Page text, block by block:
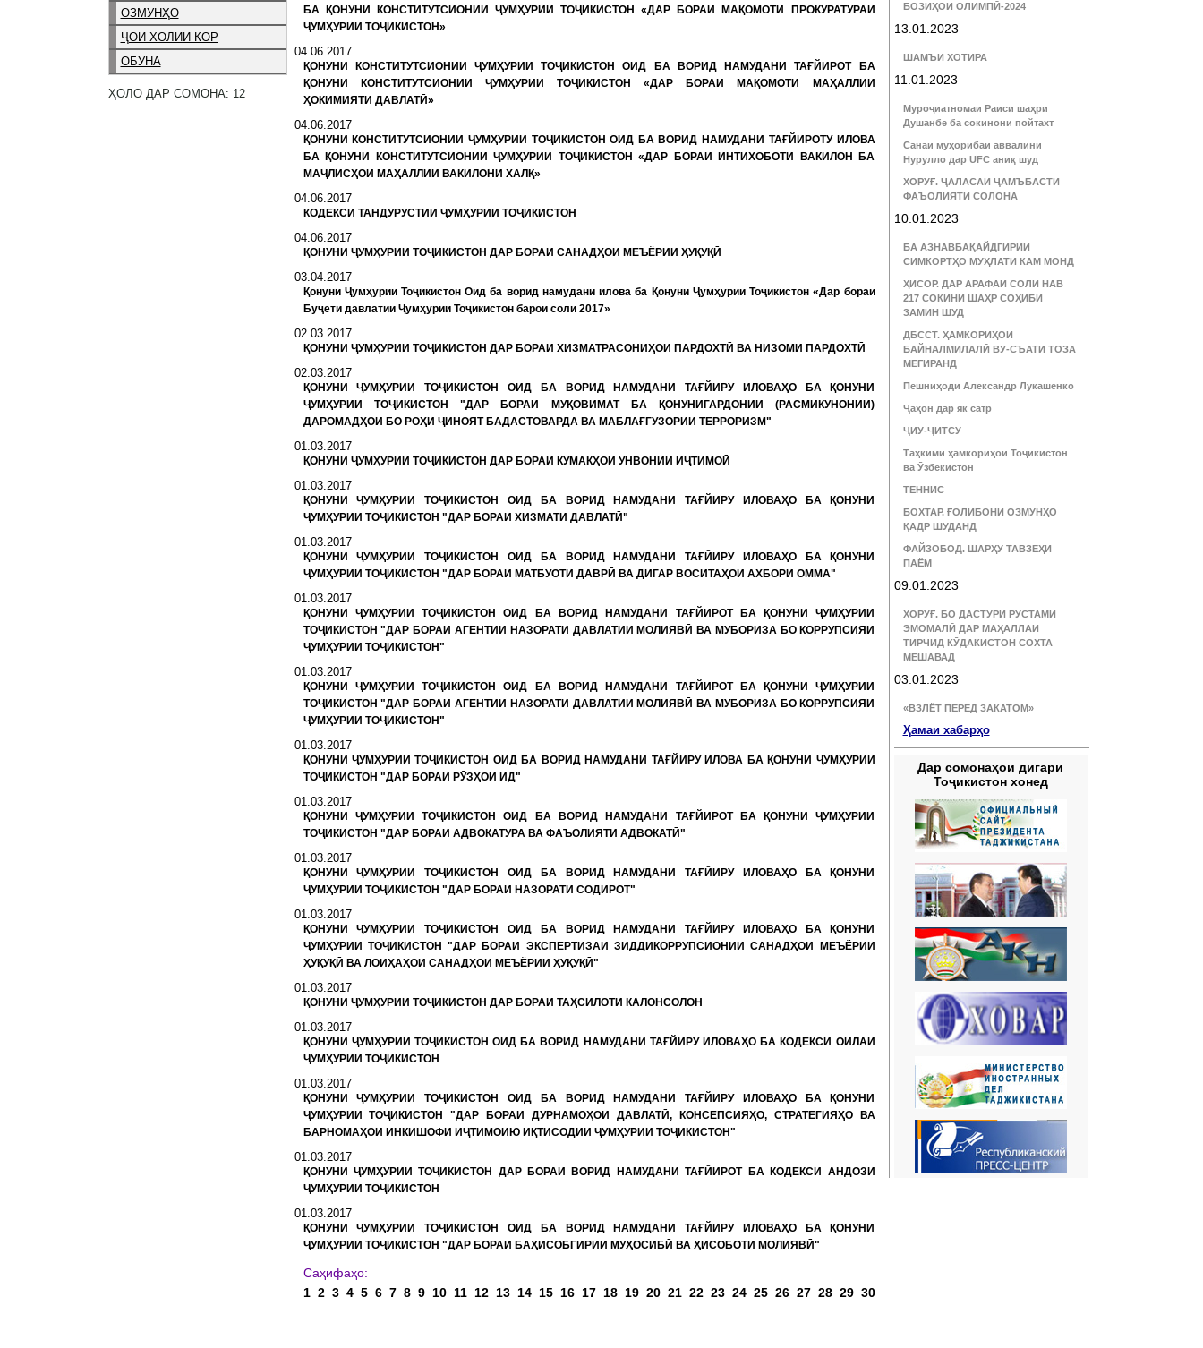
ОЗМУНҲО
ҶОИ ХОЛИИ КОР
ОБУНА
ҲОЛО ДАР СОМОНА: 12
БА ҚОНУНИ КОНСТИТУТСИОНИИ ҶУМҲУРИИ ТОҶИКИСТОН «ДАР БОРАИ МАҚОМОТИ ПРОКУРАТУРАИ
ҶУМҲУРИИ ТОҶИКИСТОН»
04.06.2017
ҚОНУНИ КОНСТИТУТСИОНИИ ҶУМҲУРИИ ТОҶИКИСТОН ОИД БА ВОРИД НАМУДАНИ ТАҒЙИРОТ БА
ҚОНУНИ КОНСТИТУТСИОНИИ ҶУМҲУРИИ ТОҶИКИСТОН «ДАР БОРАИ МАҚОМОТИ МАҲАЛЛИИ
ҲОКИМИЯТИ ДАВЛАТӢ»
04.06.2017
ҚОНУНИ КОНСТИТУТСИОНИИ ҶУМҲУРИИ ТОҶИКИСТОН ОИД БА ВОРИД НАМУДАНИ ТАҒЙИРОТУ ИЛОВА
БА ҚОНУНИ КОНСТИТУТСИОНИИ ҶУМҲУРИИ ТОҶИКИСТОН «ДАР БОРАИ ИНТИХОБОТИ ВАКИЛОН БА
МАҶЛИСҲОИ МАҲАЛЛИИ ВАКИЛОНИ ХАЛҚ»
04.06.2017
КОДЕКСИ ТАНДУРУСТИИ ҶУМҲУРИИ ТОҶИКИСТОН
04.06.2017
ҚОНУНИ ҶУМҲУРИИ ТОҶИКИСТОН ДАР БОРАИ САНАДҲОИ МЕЪЁРИИ ҲУҚУҚӢ
03.04.2017
Қонуни Ҷумҳурии Тоҷикистон Оид ба ворид намудани илова ба Қонуни Ҷумҳурии Тоҷикистон «Дар бораи
Буҷети давлатии Ҷумҳурии Тоҷикистон барои соли 2017»
02.03.2017
ҚОНУНИ ҶУМҲУРИИ ТОҶИКИСТОН ДАР БОРАИ ХИЗМАТРАСОНИҲОИ ПАРДОХТӢ ВА НИЗОМИ ПАРДОХТӢ
02.03.2017
ҚОНУНИ ҶУМҲУРИИ ТОҶИКИСТОН ОИД БА ВОРИД НАМУДАНИ ТАҒЙИРУ ИЛОВАҲО БА ҚОНУНИ
ҶУМҲУРИИ ТОҶИКИСТОН "ДАР БОРАИ МУҚОВИМАТ БА ҚОНУНИГАРДОНИИ (РАСМИКУНОНИИ)
ДАРОМАДҲОИ БО РОҲИ ҶИНОЯТ БАДАСТОВАРДА ВА МАБЛАҒГУЗОРИИ ТЕРРОРИЗМ"
01.03.2017
ҚОНУНИ ҶУМҲУРИИ ТОҶИКИСТОН ДАР БОРАИ КУМАКҲОИ УНВОНИИ ИҶТИМОӢ
01.03.2017
ҚОНУНИ ҶУМҲУРИИ ТОҶИКИСТОН ОИД БА ВОРИД НАМУДАНИ ТАҒЙИРУ ИЛОВАҲО БА ҚОНУНИ
ҶУМҲУРИИ ТОҶИКИСТОН "ДАР БОРАИ ХИЗМАТИ ДАВЛАТӢ"
01.03.2017
ҚОНУНИ ҶУМҲУРИИ ТОҶИКИСТОН ОИД БА ВОРИД НАМУДАНИ ТАҒЙИРУ ИЛОВАҲО БА ҚОНУНИ
ҶУМҲУРИИ ТОҶИКИСТОН "ДАР БОРАИ МАТБУОТИ ДАВРӢ ВА ДИГАР ВОСИТАҲОИ АХБОРИ ОММА"
01.03.2017
ҚОНУНИ ҶУМҲУРИИ ТОҶИКИСТОН ОИД БА ВОРИД НАМУДАНИ ТАҒЙИРОТ БА ҚОНУНИ ҶУМҲУРИИ
ТОҶИКИСТОН "ДАР БОРАИ АГЕНТИИ НАЗОРАТИ ДАВЛАТИИ МОЛИЯВӢ ВА МУБОРИЗА БО КОРРУПСИЯИ
ҶУМҲУРИИ ТОҶИКИСТОН"
01.03.2017
ҚОНУНИ ҶУМҲУРИИ ТОҶИКИСТОН ОИД БА ВОРИД НАМУДАНИ ТАҒЙИРОТ БА ҚОНУНИ ҶУМҲУРИИ
ТОҶИКИСТОН "ДАР БОРАИ АГЕНТИИ НАЗОРАТИ ДАВЛАТИИ МОЛИЯВӢ ВА МУБОРИЗА БО КОРРУПСИЯИ
ҶУМҲУРИИ ТОҶИКИСТОН"
01.03.2017
ҚОНУНИ ҶУМҲУРИИ ТОҶИКИСТОН ОИД БА ВОРИД НАМУДАНИ ТАҒЙИРУ ИЛОВА БА ҚОНУНИ ҶУМҲУРИИ
ТОҶИКИСТОН "ДАР БОРАИ РӮЗҲОИ ИД"
01.03.2017
ҚОНУНИ ҶУМҲУРИИ ТОҶИКИСТОН ОИД БА ВОРИД НАМУДАНИ ТАҒЙИРОТ БА ҚОНУНИ ҶУМҲУРИИ
ТОҶИКИСТОН "ДАР БОРАИ АДВОКАТУРА ВА ФАЪОЛИЯТИ АДВОКАТӢ"
01.03.2017
ҚОНУНИ ҶУМҲУРИИ ТОҶИКИСТОН ОИД БА ВОРИД НАМУДАНИ ТАҒЙИРУ ИЛОВАҲО БА ҚОНУНИ
ҶУМҲУРИИ ТОҶИКИСТОН "ДАР БОРАИ НАЗОРАТИ СОДИРОТ"
01.03.2017
ҚОНУНИ ҶУМҲУРИИ ТОҶИКИСТОН ОИД БА ВОРИД НАМУДАНИ ТАҒЙИРУ ИЛОВАҲО БА ҚОНУНИ
ҶУМҲУРИИ ТОҶИКИСТОН "ДАР БОРАИ ЭКСПЕРТИЗАИ ЗИДДИКОРРУПСИОНИИ САНАДҲОИ МЕЪЁРИИ
ҲУҚУҚӢ ВА ЛОИҲАҲОИ САНАДҲОИ МЕЪЁРИИ ҲУҚУҚӢ"
01.03.2017
ҚОНУНИ ҶУМҲУРИИ ТОҶИКИСТОН ДАР БОРАИ ТАҲСИЛОТИ КАЛОНСОЛОН
01.03.2017
ҚОНУНИ ҶУМҲУРИИ ТОҶИКИСТОН ОИД БА ВОРИД НАМУДАНИ ТАҒЙИРУ ИЛОВАҲО БА КОДЕКСИ ОИЛАИ
ҶУМҲУРИИ ТОҶИКИСТОН
01.03.2017
ҚОНУНИ ҶУМҲУРИИ ТОҶИКИСТОН ОИД БА ВОРИД НАМУДАНИ ТАҒЙИРУ ИЛОВАҲО БА ҚОНУНИ
ҶУМҲУРИИ ТОҶИКИСТОН "ДАР БОРАИ ДУРНАМОҲОИ ДАВЛАТӢ, КОНСЕПСИЯҲО, СТРАТЕГИЯҲО ВА
БАРНОМАҲОИ ИНКИШОФИ ИҶТИМОИЮ ИҚТИСОДИИ ҶУМҲУРИИ ТОҶИКИСТОН"
01.03.2017
ҚОНУНИ ҶУМҲУРИИ ТОҶИКИСТОН ДАР БОРАИ ВОРИД НАМУДАНИ ТАҒЙИРОТ БА КОДЕКСИ АНДОЗИ
ҶУМҲУРИИ ТОҶИКИСТОН
01.03.2017
ҚОНУНИ ҶУМҲУРИИ ТОҶИКИСТОН ОИД БА ВОРИД НАМУДАНИ ТАҒЙИРУ ИЛОВАҲО БА ҚОНУНИ
ҶУМҲУРИИ ТОҶИКИСТОН "ДАР БОРАИ БАҲИСОБГИРИИ МУҲОСИБӢ ВА ҲИСОБОТИ МОЛИЯВӢ"
Саҳифаҳо:
1 2 3 4 5 6 7 8 9 10 11 12 13 14 15 16 17 18 19 20 21 22 23 24 25 26 27 28 29 30
БОЗИҲОИ ОЛИМПӢ-2024
13.01.2023
ШАМЪИ ХОТИРА
11.01.2023
Муроҷиатномаи Раиси шаҳри
Душанбе ба сокинони пойтахт
Санаи муҳорибаи аввалини
Нурулло дар UFC аниқ шуд
ХОРУҒ. ҶАЛАСАИ ҶАМЪБАСТИ
ФАЪОЛИЯТИ СОЛОНА
10.01.2023
БА АЗНАВБАҚАЙДГИРИИ
СИМКОРТҲО МУҲЛАТИ КАМ МОНД
ҲИСОР. ДАР АРАФАИ СОЛИ НАВ
217 СОКИНИ ШАҲР СОҲИБИ
ЗАМИН ШУД
ДБССТ. ҲАМКОРИҲОИ
БАЙНАЛМИЛАЛӢ ВУ-СЪАТИ ТОЗА
МЕГИРАНД
Пешниҳоди Александр Лукашенко
Ҷаҳон дар як сатр
ҶИУ-ҶИТСУ
Таҳкими ҳамкориҳои Тоҷикистон
ва Ӯзбекистон
ТЕННИС
БОХТАР. ҒОЛИБОНИ ОЗМУНҲО
ҚАДР ШУДАНД
ФАЙЗОБОД. ШАРҲУ ТАВЗЕҲИ
ПАЁМ
09.01.2023
ХОРУҒ. БО ДАСТУРИ РУСТАМИ
ЭМОМАЛӢ ДАР МАҲАЛЛАИ
ТИРЧИД КӮДАКИСТОН СОХТА
МЕШАВАД
03.01.2023
«ВЗЛЁТ ПЕРЕД ЗАКАТОМ»
Ҳамаи хабарҳо
Дар сомонаҳои дигари
Тоҷикистон хонед